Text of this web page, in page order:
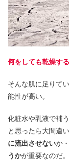
何をしても乾燥す
そんな肌に足りて
能性が高い。
化粧水や乳液で補
と思ったら大間違い
に流出させないか・
うかが重要なのだ。